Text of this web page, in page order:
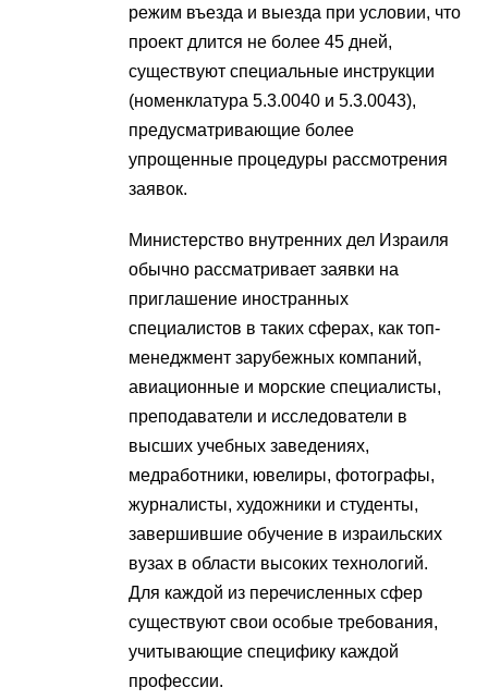
режим въезда и выезда при условии, что
проект длится не более 45 дней,
существуют специальные инструкции
(номенклатура 5.3.0040 и 5.3.0043),
предусматривающие более
упрощенные процедуры рассмотрения
заявок.
Министерство внутренних дел Израиля
обычно рассматривает заявки на
приглашение иностранных
специалистов в таких сферах, как топ-
менеджмент зарубежных компаний,
авиационные и морские специалисты,
преподаватели и исследователи в
высших учебных заведениях,
медработники, ювелиры, фотографы,
журналисты, художники и студенты,
завершившие обучение в израильских
вузах в области высоких технологий.
Для каждой из перечисленных сфер
существуют свои особые требования,
учитывающие специфику каждой
профессии.